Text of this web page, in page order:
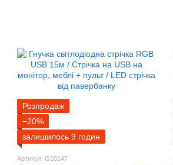
Розпродаж
−20%
залишилось 9 годин
Артикул: G10147